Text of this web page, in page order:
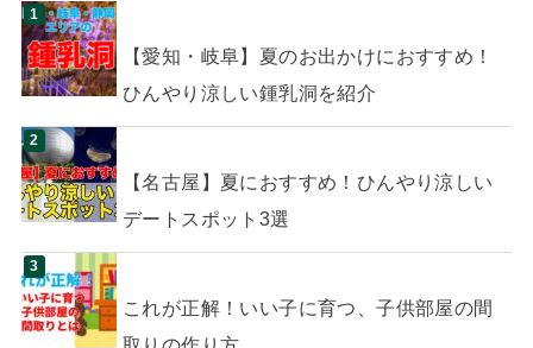
【愛知・岐阜】夏のお出かけにおすすめ！
ひんやり涼しい鍾乳洞を紹介
【名古屋】夏におすすめ！ひんやり涼しい
デートスポット3選
これが正解！いい子に育つ、子供部屋の間